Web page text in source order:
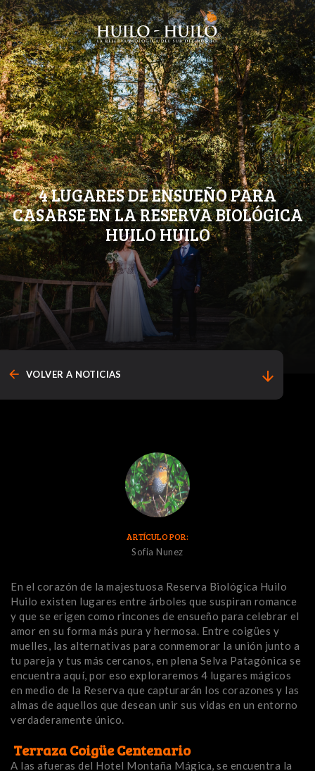
4 LUGARES DE ENSUEÑO PARA
CASARSE EN LA RESERVA BIOLÓGICA
HUILO HUILO
arrow_back VOLVER A NOTICIAS arrow_downward
ARTÍCULO POR:
Sofia Nunez
En el corazón de la majestuosa Reserva Biológica Huilo
Huilo existen lugares entre árboles que suspiran romance
y que se erigen como rincones de ensueño para celebrar el
amor en su forma más pura y hermosa. Entre coigües y
muelles, las alternativas para conmemorar la unión junto a
tu pareja y tus más cercanos, en plena Selva Patagónica se
encuentra aquí, por eso exploraremos 4 lugares mágicos
en medio de la Reserva que capturarán los corazones y las
almas de aquellos que desean unir sus vidas en un entorno
verdaderamente único.
Terraza Coigüe Centenario
A las afueras del Hotel Montaña Mágica, se encuentra la